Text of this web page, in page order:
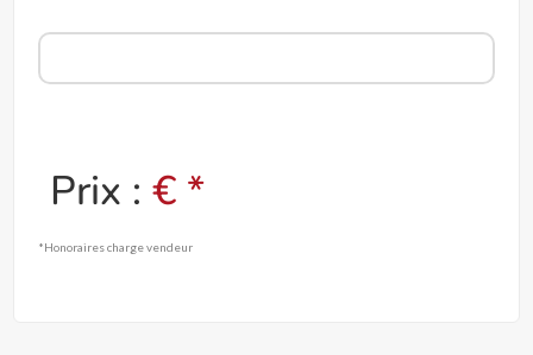
Prix :€ *
*Honoraires charge vendeur